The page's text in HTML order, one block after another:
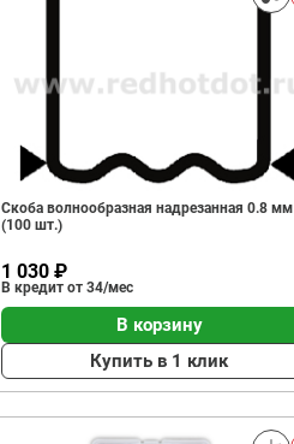
Скоба волнообразная надрезанная 0.8 мм
(100 шт.)
1 030 ₽
В кредит от 34/мес
В корзину
Купить в 1 клик